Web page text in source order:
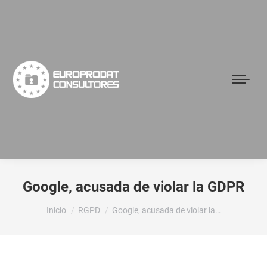
Google, acusada de violar la GDPR
Estás aquí:
Inicio RGPD Google, acusada de violar la…